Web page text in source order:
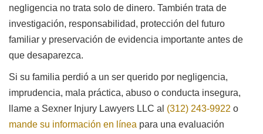
negligencia no trata solo de dinero. También trata de
investigación, responsabilidad, protección del futuro
familiar y preservación de evidencia importante antes de
que desaparezca.
Si su familia perdió a un ser querido por negligencia,
imprudencia, mala práctica, abuso o conducta insegura,
llame a Sexner Injury Lawyers LLC al (312) 243-9922 o
mande su información en línea para una evaluación